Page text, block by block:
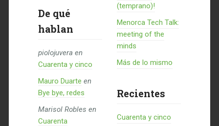
De qué
hablan
piolojuvera en
Cuarenta y cinco
Mauro Duarte en
Bye bye, redes
Marisol Robles en
Cuarenta
(temprano)!
Menorca Tech Talk:
meeting of the
minds
Más de lo mismo
Recientes
Cuarenta y cinco